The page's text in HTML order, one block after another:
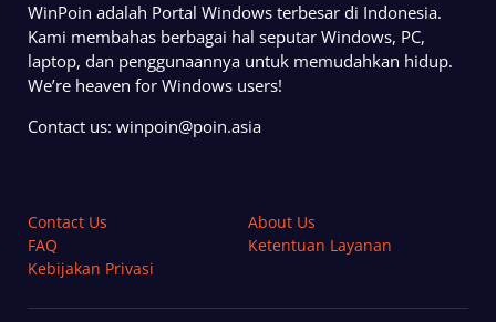
WinPoin adalah Portal Windows terbesar di Indonesia.
Kami membahas berbagai hal seputar Windows, PC,
laptop, dan penggunaannya untuk memudahkan hidup.
We’re heaven for Windows users!
Contact us: winpoin@poin.asia
Contact Us
About Us
FAQ
Ketentuan Layanan
Kebijakan Privasi